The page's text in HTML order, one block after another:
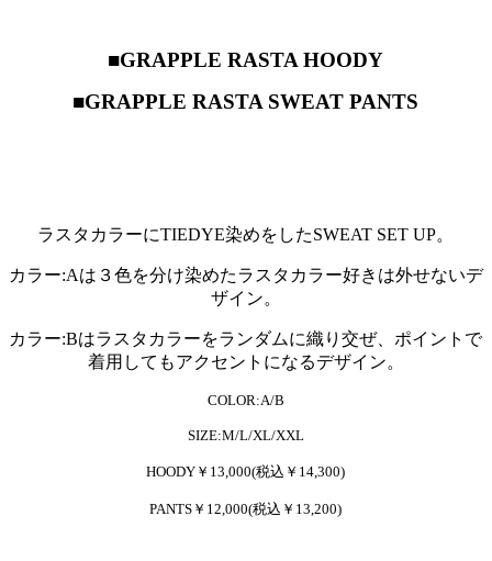
■GRAPPLE RASTA HOODY
■GRAPPLE RASTA SWEAT PANTS
ラスタカラーにTIEDYE染めをしたSWEAT SET UP。
カラー:Aは３色を分け染めたラスタカラー好きは外せないデ
ザイン。
カラー:Bはラスタカラーをランダムに織り交ぜ、ポイントで
着用してもアクセントになるデザイン。
COLOR:A/B
SIZE:M/L/XL/XXL
HOODY￥13,000(税込￥14,300)
PANTS￥12,000(税込￥13,200)